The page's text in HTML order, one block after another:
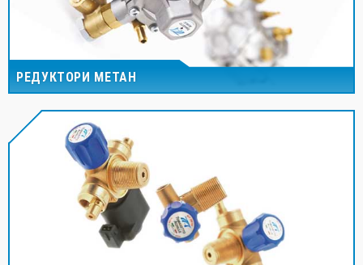
РЕДУКТОРИ МЕТАН